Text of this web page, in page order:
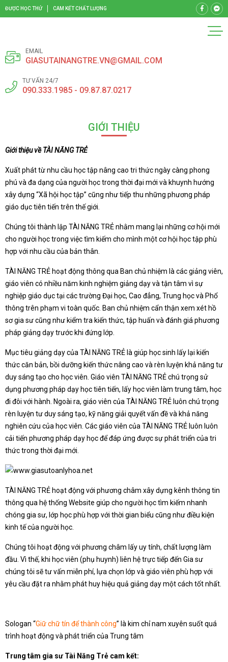
ĐƯỢC HỌC THỬ CAM KẾT CHẤT LƯỢNG
EMAIL
GIASUTAINANGTRE.VN@GMAIL.COM
TƯ VẤN 24/7
090.333.1985 - 09.87.87.0217
GIỚI THIỆU
Giới thiệu về TÀI NĂNG TRẺ
Xuất phát từ nhu cầu học tập nâng cao tri thức ngày càng phong
phú và đa dạng của người học trong thời đại mới và khuynh hướng
xây dựng “Xã hội học tập” cũng như tiếp thu những phương pháp
giáo dục tiên tiến trên thế giới.
Chúng tôi thành lập TÀI NĂNG TRẺ nhằm mang lại những cơ hội mới
cho người học trong việc tìm kiếm cho mình một cơ hội học tập phù
hợp với nhu cầu của bản thân.
TÀI NĂNG TRẺ hoạt động thông qua Ban chủ nhiệm là các giảng viên,
giáo viên có nhiều năm kinh nghiệm giảng dạy và tận tâm vì sự
nghiệp giáo dục tại các trường Đại học, Cao đẳng, Trung học và Phổ
thông trên phạm vi toàn quốc. Ban chủ nhiệm cẩn thận xem xét hồ
sơ gia sư cũng như kiểm tra kiến thức, tập huấn và đánh giá phương
pháp giảng dạy trước khi đứng lớp.
Mục tiêu giảng dạy của TÀI NĂNG TRẺ là giúp học sinh lấy lại kiến
thức căn bản, bồi dưỡng kiến thức nâng cao và rèn luyện khả năng tư
duy sáng tạo cho học viên. Giáo viên TÀI NĂNG TRẺ chú trọng sử
dụng phương pháp dạy học tiên tiến, lấy học viên làm trung tâm, học
đi đôi với hành. Ngoài ra, giáo viên của TÀI NĂNG TRẺ luôn chú trọng
rèn luyện tư duy sáng tạo, kỹ năng giải quyết vấn đề và khả năng
nghiên cứu của học viên. Các giáo viên của TÀI NĂNG TRẺ luôn luôn
cải tiến phương pháp dạy học để đáp ứng được sự phát triển của tri
thức trong thời đại mới.
TÀI NĂNG TRẺ hoạt động với phương châm xây dựng kênh thông tin
thông qua hệ thống Website giúp cho người học tìm kiếm nhanh
chóng gia sư, lớp học phù hợp với thời gian biểu cũng như điều kiện
kinh tế của người học.
Chúng tôi hoạt động với phương châm lấy uy tính, chất lượng làm
đầu. Vì thế, khi học viên (phụ huynh) liên hệ trực tiếp đến Gia sư
chúng tôi sẽ tư vấn miễn phí, lựa chọn lớp và giáo viên phù hợp với
yêu cầu đặt ra nhằm phát huy hiệu quả giảng dạy một cách tốt nhất.
Sologan “Giữ chữ tín để thành công” là kim chỉ nam xuyên suốt quá
trình hoạt động và phát triển của Trung tâm
Trung tâm gia sư Tài Năng Trẻ cam kết: